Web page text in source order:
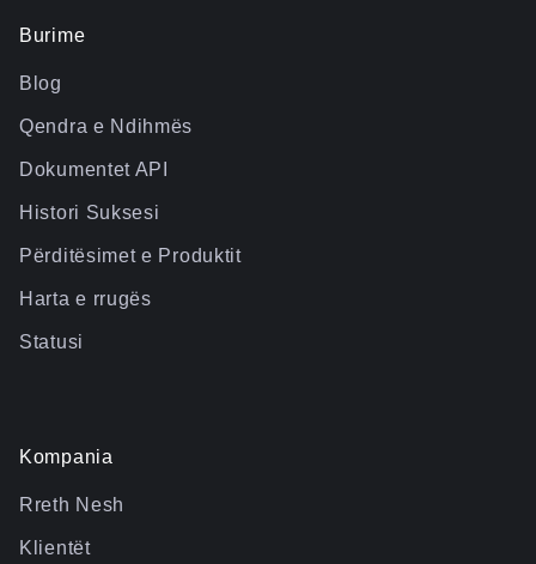
Burime
Blog
Qendra e Ndihmës
Dokumentet API
Histori Suksesi
Përditësimet e Produktit
Harta e rrugës
Statusi
Kompania
Rreth Nesh
Klientët